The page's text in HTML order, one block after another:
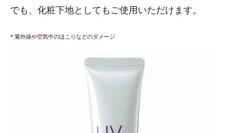
でも、化粧下地としてもご使用いただけます。
* 紫外線や空気中のほこりなどのダメージ